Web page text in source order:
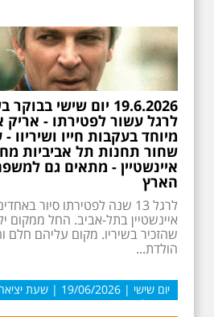
לרגל עשור לפטירתו - אריק
מיוחד בעקבות חייו
שחור תחנות תל אביביות
איינשטיין - מתאים גם
הארץ
לרגל 13 שנה לפטירתו סיור
איינשטיין בתל-אביב. החל ממקום
שהזכיר בשיריו. מקום עליהם חלם
הולדת...
ש”ח למשתתף